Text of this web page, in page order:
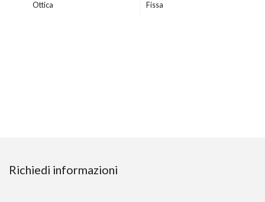
Ottica Fissa
Richiedi informazioni